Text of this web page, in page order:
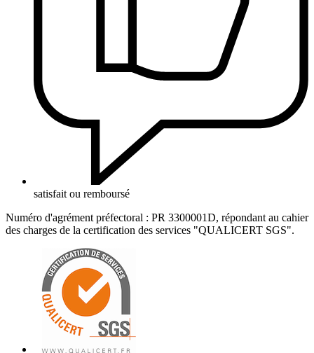
satisfait ou remboursé
Numéro d'agrément préfectoral : PR 3300001D, répondant au cahier
des charges de la certification des services "QUALICERT SGS".